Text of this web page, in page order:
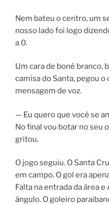
Nem bateu o centro, um
nosso lado foi logo
a 0.
Um cara de boné branco,
camisa do Santa, pegou
mensagem de voz.
— Eu quero que você se
No final vou botar no seu
gritou.
O jogo seguiu. O Santa
em campo. O gol era
Falta na entrada da área
ângulo. O goleiro